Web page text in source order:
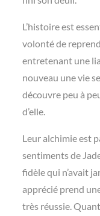
L’histoire est
volonté de
entretenant une
nouveau une vie
découvre peu à
d’elle.
Leur alchimie est
sentiments de
fidèle qui n’avait
apprécié prend
très réussie.